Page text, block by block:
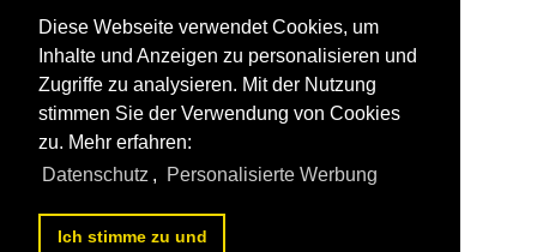
Diese Webseite verwendet Cookies, um
Inhalte und Anzeigen zu personalisieren und
Zugriffe zu analysieren. Mit der Nutzung
stimmen Sie der Verwendung von Cookies
zu. Mehr erfahren:
Datenschutz , Personalisierte Werbung
Ich stimme zu und